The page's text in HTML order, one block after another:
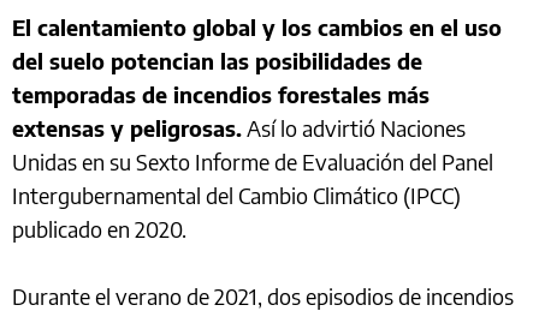
El calentamiento global y los cambios en el uso
del suelo potencian las posibilidades de
temporadas de incendios forestales más
extensas y peligrosas. Así lo advirtió Naciones
Unidas en su Sexto Informe de Evaluación del Panel
Intergubernamental del Cambio Climático (IPCC)
publicado en 2020.
Durante el verano de 2021, dos episodios de incendios